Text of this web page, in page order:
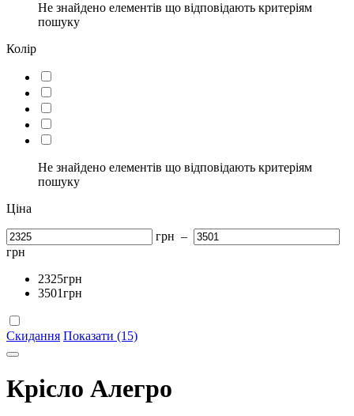
Не знайдено елементів що відповідають критеріям
пошуку
Колір
Не знайдено елементів що відповідають критеріям
пошуку
Ціна
грн –
грн
2325грн
3501грн
Скидання Показати (15)
Крісло Алегро